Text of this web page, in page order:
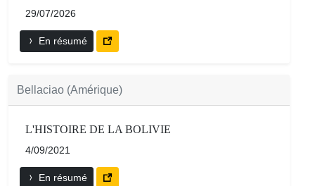
29/07/2026
En résumé
Bellaciao (Amérique)
L'HISTOIRE DE LA BOLIVIE
4/09/2021
En résumé